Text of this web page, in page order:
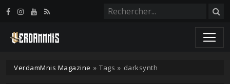
VerdamMnis Magazine » Tags » darksynth
Panneau de gestion des cookies